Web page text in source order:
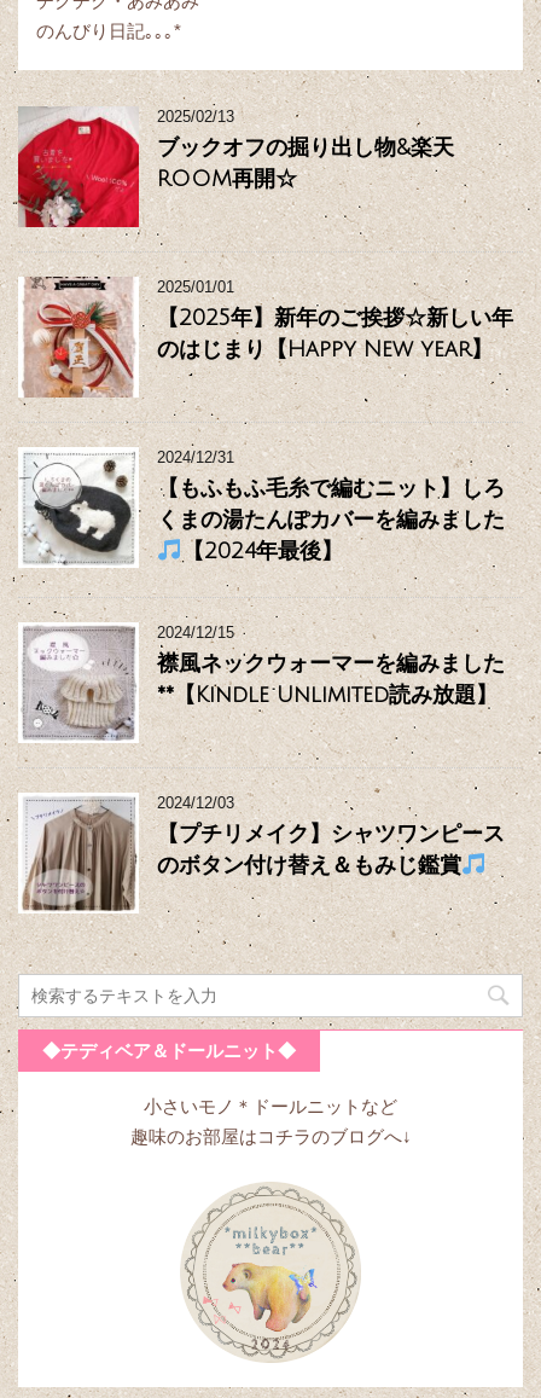
のんびり日記｡｡｡*
2025/02/13
ブックオフの掘り出し物&楽天
ROOM再開☆
2025/01/01
【2025年】新年のご挨拶☆新しい年
のはじまり【Happy New year】
2024/12/31
【もふもふ毛糸で編むニット】しろ
くまの湯たんぽカバーを編みました
【2024年最後】
2024/12/15
襟風ネックウォーマーを編みました
**【Kindle Unlimited読み放題】
2024/12/03
【プチリメイク】シャツワンピース
のボタン付け替え＆もみじ鑑賞
◆テディベア＆ドールニット◆
小さいモノ＊ドールニットなど
趣味のお部屋はコチラのブログへ↓